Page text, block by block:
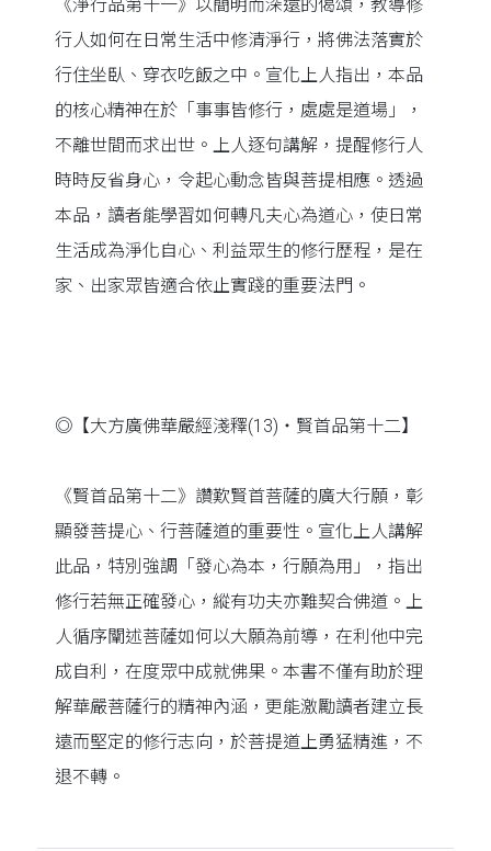
《淨行品第十一》以簡明而深遠的偈頌，教導修
行人如何在日常生活中修清淨行，將佛法落實於
行住坐臥、穿衣吃飯之中。宣化上人指出，本品
的核心精神在於「事事皆修行，處處是道場」，
不離世間而求出世。上人逐句講解，提醒修行人
時時反省身心，令起心動念皆與菩提相應。透過
本品，讀者能學習如何轉凡夫心為道心，使日常
生活成為淨化自心、利益眾生的修行歷程，是在
家、出家眾皆適合依止實踐的重要法門。
◎【大方廣佛華嚴經淺釋(13)‧賢首品第十二】
《賢首品第十二》讚歎賢首菩薩的廣大行願，彰
顯發菩提心、行菩薩道的重要性。宣化上人講解
此品，特別強調「發心為本，行願為用」，指出
修行若無正確發心，縱有功夫亦難契合佛道。上
人循序闡述菩薩如何以大願為前導，在利他中完
成自利，在度眾中成就佛果。本書不僅有助於理
解華嚴菩薩行的精神內涵，更能激勵讀者建立長
遠而堅定的修行志向，於菩提道上勇猛精進，不
退不轉。